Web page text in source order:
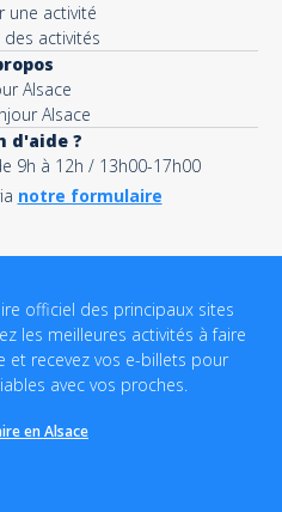
une activité
des activités
Alsace
Alsace
d'aide ?
9h à 12h / 13h00-17h00
notre formulaire
officiel des principaux sites
les meilleures activités à faire
et recevez vos e-billets pour
avec vos proches.
en Alsace